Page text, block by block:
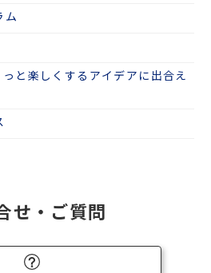
ム
と楽しくするアイデアに出合え
せ・ご質問